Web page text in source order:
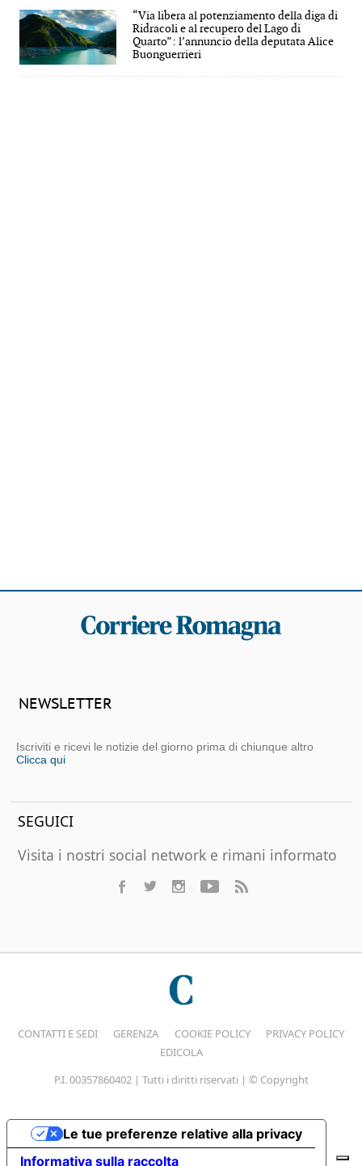
“Via libera al potenziamento della diga di
Ridracoli e al recupero del Lago di
Quarto”: l’annuncio della deputata Alice
Buonguerrieri
NEWSLETTER
Iscriviti e ricevi le notizie del giorno prima di chiunque altro
Clicca qui
SEGUICI
Visita i nostri social network e rimani informato
CONTATTI E SEDI GERENZA COOKIE POLICY
PRIVACY POLICY
EDICOLA
P.I. 00357860402 | Tutti i diritti riservati | © Copyright
Informativa sulla raccolta
Le tue preferenze relative alla privacy